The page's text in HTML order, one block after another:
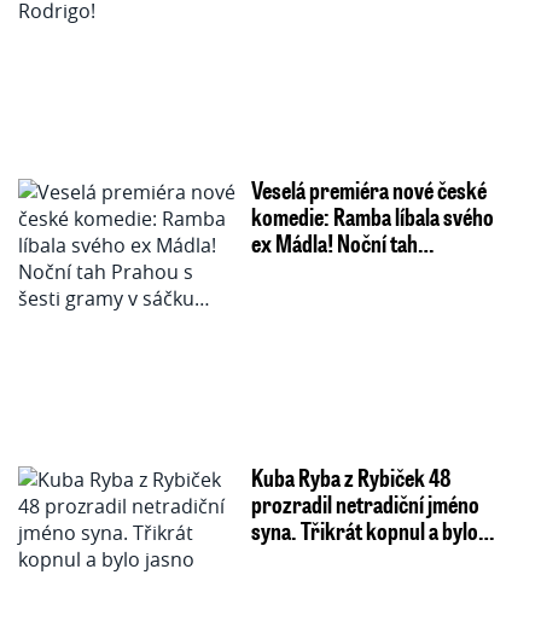
Veselá premiéra nové české
komedie: Ramba líbala svého
ex Mádla! Noční tah…
Kuba Ryba z Rybiček 48
prozradil netradiční jméno
syna. Třikrát kopnul a bylo…